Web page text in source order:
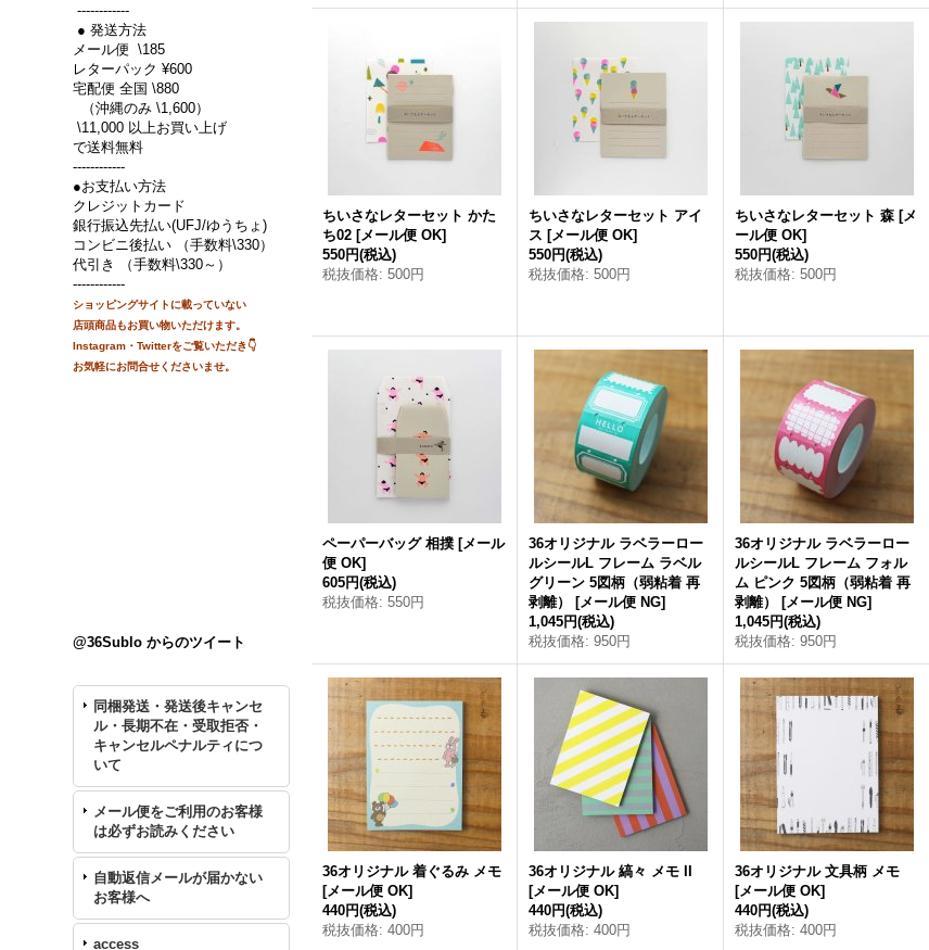
------------
● 発送方法
メール便 \185
レターパック ¥600
宅配便 全国 \880
（沖縄のみ \1,600）
\11,000 以上お買い上げ
で送料無料
------------
●お支払い方法
クレジットカード
銀行振込先払い(UFJ/ゆうちょ)
コンビニ後払い （手数料\330）
代引き （手数料\330～）
------------
ショッピングサイトに載っていない
店頭商品もお買い物いただけます。
Instagram・Twitterをご覧いただき👇
お気軽にお問合せくださいませ。
@36Sublo からのツイート
同梱発送・発送後キャンセ
ル・長期不在・受取拒否・
キャンセルペナルティにつ
いて
メール便をご利用のお客様
は必ずお読みください
自動返信メールが届かない
お客様へ
access
ちいさなレターセット かた
ち02 [メール便 OK]
550円(税込)
税抜価格: 500円
ちいさなレターセット アイ
ス [メール便 OK]
550円(税込)
税抜価格: 500円
ちいさなレターセット 森 [メ
ール便 OK]
550円(税込)
税抜価格: 500円
ペーパーバッグ 相撲 [メール
便 OK]
605円(税込)
税抜価格: 550円
36オリジナル ラベラーロー
ルシールL フレーム ラベル
グリーン 5図柄（弱粘着 再
剥離）
[メール便 NG]
1,045円(税込)
税抜価格: 950円
36オリジナル ラベラーロー
ルシールL フレーム フォル
ム ピンク 5図柄（弱粘着 再
剥離）
[メール便 NG]
1,045円(税込)
税抜価格: 950円
36オリジナル 着ぐるみ メモ
[メール便 OK]
440円(税込)
税抜価格: 400円
36オリジナル 縞々 メモ II
[メール便 OK]
440円(税込)
税抜価格: 400円
36オリジナル 文具柄 メモ
[メール便 OK]
440円(税込)
税抜価格: 400円